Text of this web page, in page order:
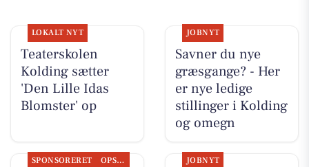
LOKALT NYT
Teaterskolen
Kolding sætter
'Den Lille Idas
Blomster' op
JOBNYT
Savner du nye
græsgange? - Her
er nye ledige
stillinger i Kolding
og omegn
SPONSORERET OPSLAGSTAVLEN JOBNYT